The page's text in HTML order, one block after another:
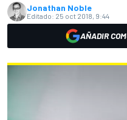
Jonathan Noble
Editado: 25 oct 2018, 9:44
AÑADIR